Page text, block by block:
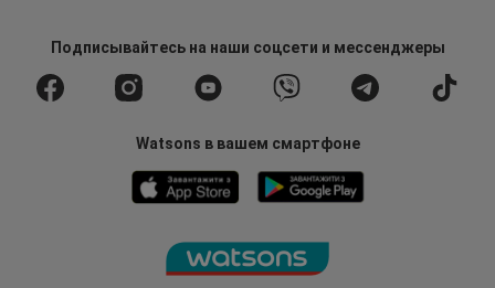
Подписывайтесьна наши соцсети и мессенджеры
Watsons в вашем смартфоне